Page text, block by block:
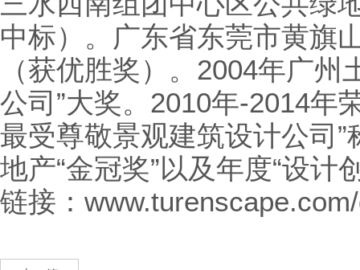
中标）。广东省东莞市黄旗
（获优胜奖）。2004年广
公司”大奖。2010年-2014年
最受尊敬景观建筑设计公司
地产“金冠奖”以及年度“设计
链接：